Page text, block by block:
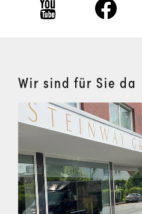
Wir sind für Sie da